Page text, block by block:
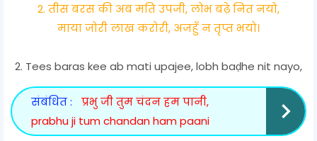
2. तीस बरस की अब मति उपजी, लोभ बढ़े नित नयो,
माया जोरी लाख करोरी, अजहुँ न तृप्त भयो।
2. Tees baras kee ab mati upajee, lobh baḍhe nit nayo,
संबंधित :
प्रभु जी तुम चंदन हम पानी,
prabhu ji tum chandan ham paani